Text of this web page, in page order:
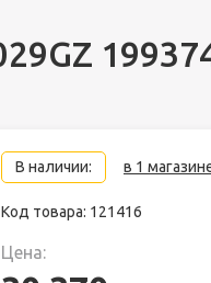
В наличии: в 1
Код товара: 121416
Цена: